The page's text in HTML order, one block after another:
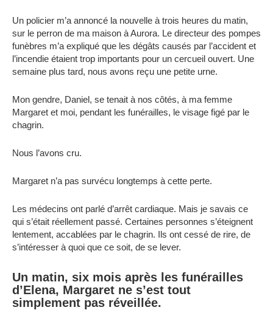
Un policier m’a annoncé la nouvelle à trois heures du matin,
sur le perron de ma maison à Aurora. Le directeur des pompes
funèbres m’a expliqué que les dégâts causés par l’accident et
l’incendie étaient trop importants pour un cercueil ouvert. Une
semaine plus tard, nous avons reçu une petite urne.
Mon gendre, Daniel, se tenait à nos côtés, à ma femme
Margaret et moi, pendant les funérailles, le visage figé par le
chagrin.
Nous l’avons cru.
Margaret n’a pas survécu longtemps à cette perte.
Les médecins ont parlé d’arrêt cardiaque. Mais je savais ce
qui s’était réellement passé. Certaines personnes s’éteignent
lentement, accablées par le chagrin. Ils ont cessé de rire, de
s’intéresser à quoi que ce soit, de se lever.
Un matin, six mois après les funérailles
d’Elena, Margaret ne s’est tout
simplement pas réveillée.